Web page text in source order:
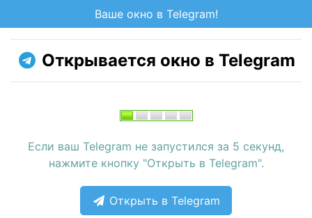
Ваше окно в Telegram!
Открывается окно в Telegram
Если ваш Telegram не запустился за 5 секунд,
нажмите кнопку "Открыть в Telegram".
Открыть в Telegram